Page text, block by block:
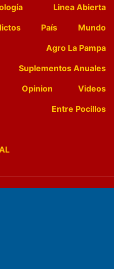
Linea Abierta
País
Mundo
Agro La Pampa
Suplementos Anuales
Opinion
Videos
Entre Pocillos